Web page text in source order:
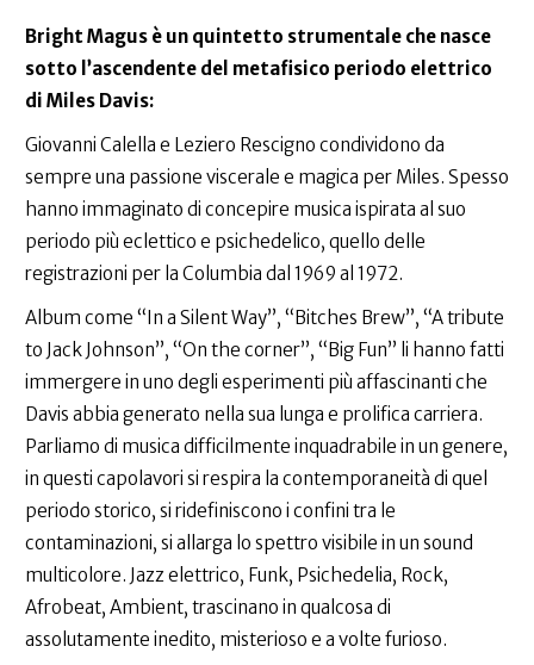
Bright Magus è un quintetto strumentale che nasce
sotto l’ascendente del metafisico periodo elettrico
di Miles Davis:
Giovanni Calella e Leziero Rescigno condividono da
sempre una passione viscerale e magica per Miles. Spesso
hanno immaginato di concepire musica ispirata al suo
periodo più eclettico e psichedelico, quello delle
registrazioni per la Columbia dal 1969 al 1972.
Album come “In a Silent Way”, “Bitches Brew”, “A tribute
to Jack Johnson”, “On the corner”, “Big Fun” li hanno fatti
immergere in uno degli esperimenti più affascinanti che
Davis abbia generato nella sua lunga e prolifica carriera.
Parliamo di musica difficilmente inquadrabile in un genere,
in questi capolavori si respira la contemporaneità di quel
periodo storico, si ridefiniscono i confini tra le
contaminazioni, si allarga lo spettro visibile in un sound
multicolore. Jazz elettrico, Funk, Psichedelia, Rock,
Afrobeat, Ambient, trascinano in qualcosa di
assolutamente inedito, misterioso e a volte furioso.